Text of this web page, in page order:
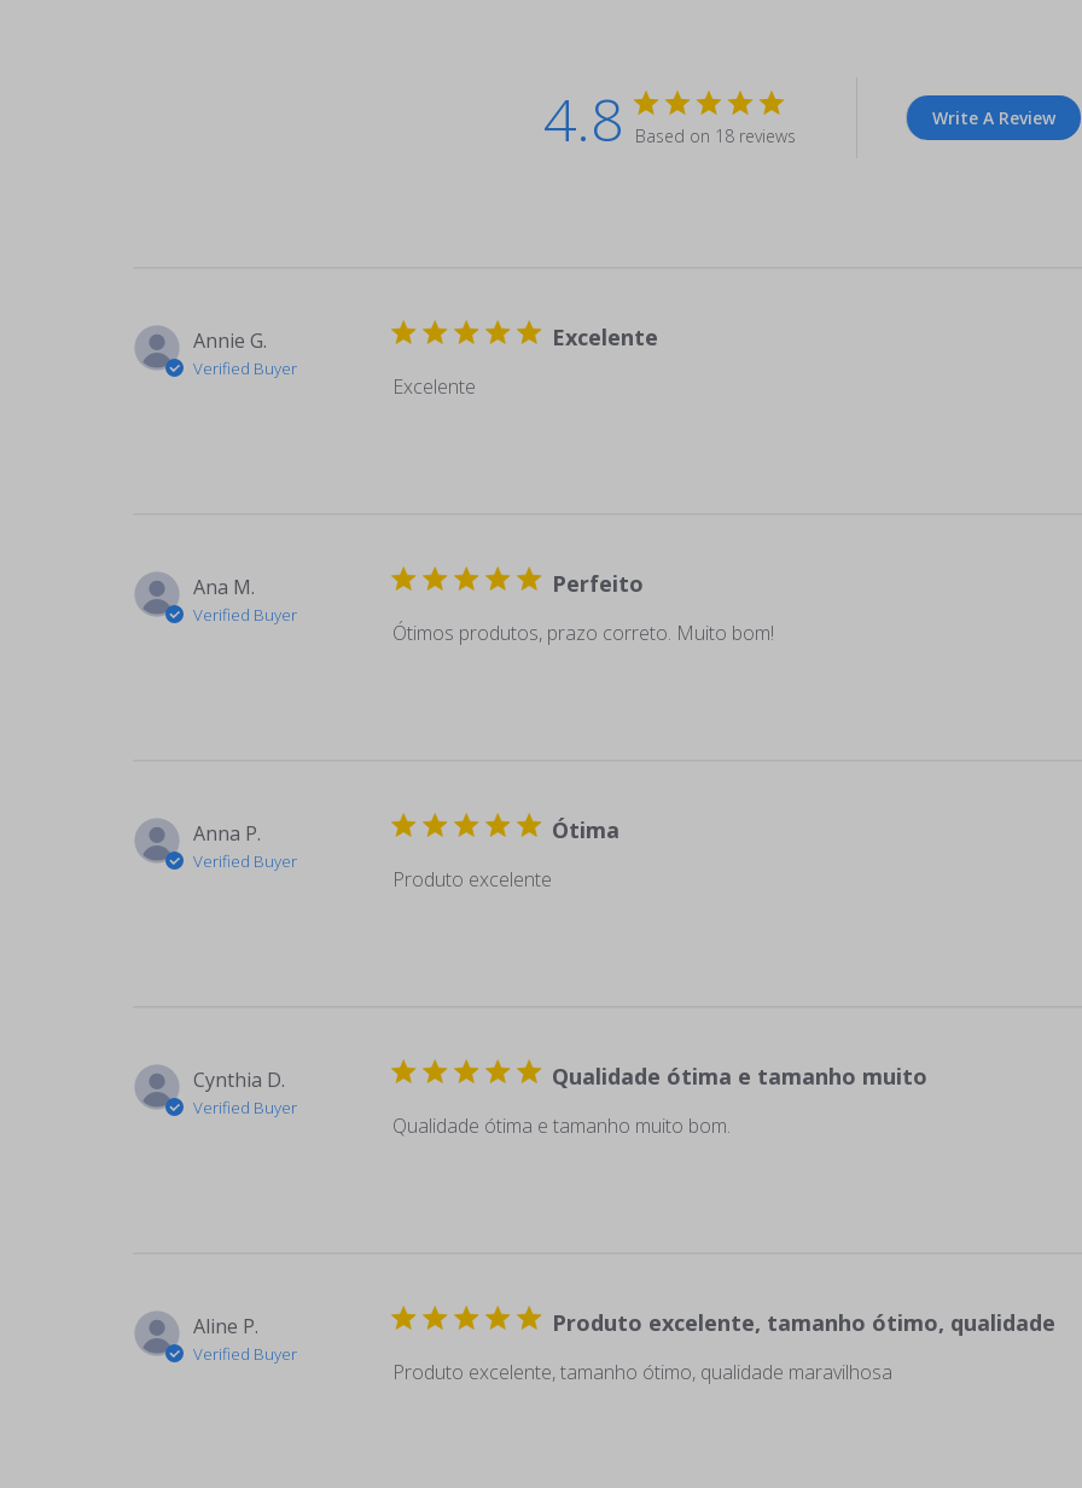
4.8 Based on 18 reviews
Write A Review
Annie G.
Verified Buyer
Excelente
Excelente
Ana M.
Verified Buyer
Perfeito
Ótimos produtos, prazo correto. Muito bom!
Anna P.
Verified Buyer
Ótima
Produto excelente
Cynthia D.
Verified Buyer
Qualidade ótima e tamanho muito
Qualidade ótima e tamanho muito bom.
Aline P.
Verified Buyer
Produto excelente, tamanho ótimo, qualidade
Produto excelente, tamanho ótimo, qualidade maravilhosa